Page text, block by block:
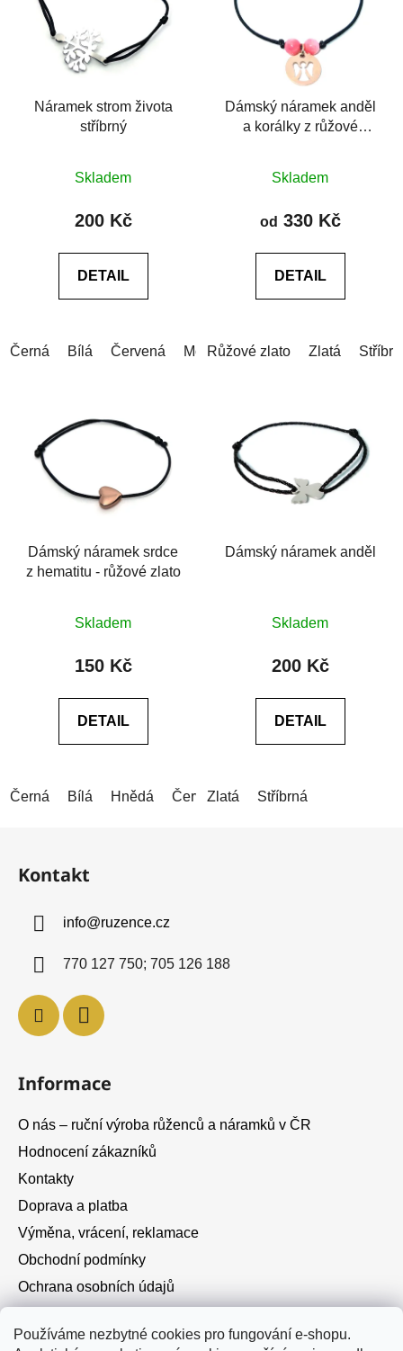
Používáme nezbytné cookies pro fungování e-shopu.
Náramek strom života
stříbrný
Skladem
200 Kč
DETAIL
Černá Bílá Červená Modrá Šedá Růžová
Dámský náramek anděl
a korálky z růžové
hodnocení
produktu
z
Skladem
od 330 Kč
DETAIL
Růžové zlato Zlatá
Dámský náramek srdce
z hematitu - růžové zlato
hodnocení
produktu
z
Skladem
150 Kč
DETAIL
Černá Bílá Hnědá Červená Modrá (tmavá)
Dámský náramek anděl
hodnocení
produktu
z
Skladem
200 Kč
DETAIL
Zlatá Stříbrná
Kontakt
info@ruzence.cz
770 127 750; 705 126 188
Informace
O nás – ruční výroba růženců a náramků v ČR
Hodnocení zákazníků
Kontakty
Doprava a platba
Výměna, vrácení, reklamace
Obchodní podmínky
Ochrana osobních údajů